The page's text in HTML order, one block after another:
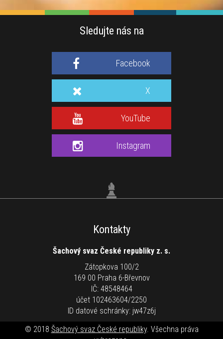
Sledujte nás na
Facebook
X
YouTube
Instagram
Kontakty
Šachový svaz České republiky z. s.
Zátopkova 100/2
169 00 Praha 6-Břevnov
IČ: 48548464
účet 102463604/2250
ID datové schránky: jw47z6j
© 2018 Šachový svaz České republiky. Všechna práva